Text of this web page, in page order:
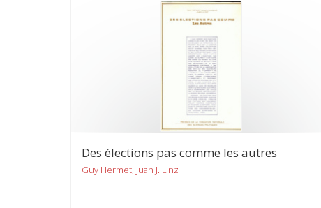
Des élections pas comme les autres
Guy Hermet, Juan J. Linz